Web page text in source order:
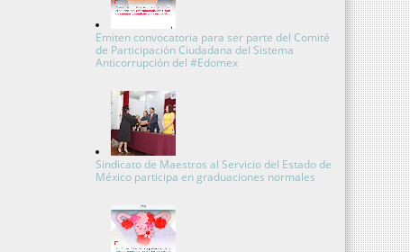
Emiten convocatoria para ser parte del Comité
de Participación Ciudadana del Sistema
Anticorrupción del #Edomex
Sindicato de Maestros al Servicio del Estado de
México participa en graduaciones normales